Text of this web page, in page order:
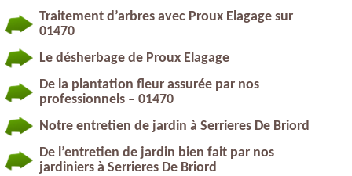
Traitement d’arbres avec Proux Elagage sur
01470
Le désherbage de Proux Elagage
De la plantation fleur assurée par nos
professionnels – 01470
Notre entretien de jardin à Serrieres De Briord
De l’entretien de jardin bien fait par nos
jardiniers à Serrieres De Briord